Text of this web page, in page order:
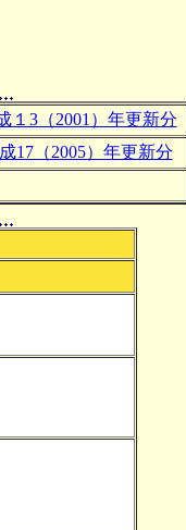
１3（2001）年更新分
17（2005）年更新分